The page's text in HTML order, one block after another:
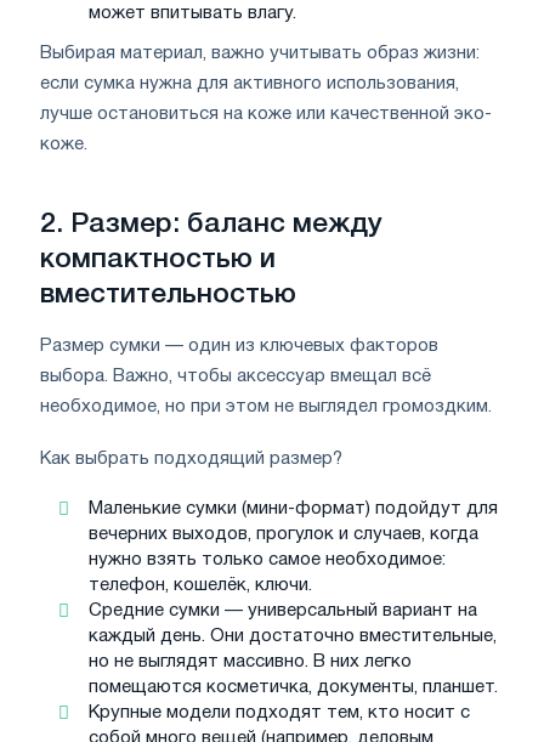
может впитывать влагу.
Выбирая материал, важно учитывать образ жизни:
если сумка нужна для активного использования,
лучше остановиться на коже или качественной эко-
коже.
2. Размер: баланс между
компактностью и
вместительностью
Размер сумки — один из ключевых факторов
выбора. Важно, чтобы аксессуар вмещал всё
необходимое, но при этом не выглядел громоздким.
Как выбрать подходящий размер?
Маленькие сумки (мини-формат) подойдут для
вечерних выходов, прогулок и случаев, когда
нужно взять только самое необходимое:
телефон, кошелёк, ключи.
Средние сумки — универсальный вариант на
каждый день. Они достаточно вместительные,
но не выглядят массивно. В них легко
помещаются косметичка, документы, планшет.
Крупные модели подходят тем, кто носит с